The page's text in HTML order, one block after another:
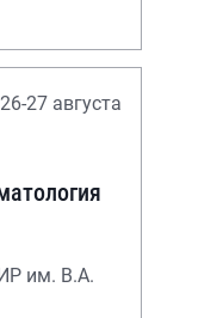
26-27 августа
им. В.А.